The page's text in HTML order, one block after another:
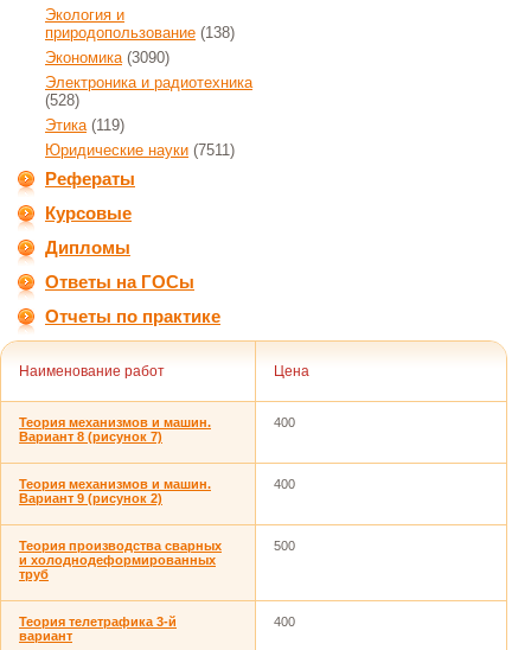
Экология и
природопользование (138)
Экономика(3090)
Электроника и радиотехника
(528)
Этика(119)
Юридические науки (7511)
Рефераты
Курсовые
Дипломы
Ответы на ГОСы
Отчеты по практике
Наименование работ Цена
Теория механизмов и машин.
Вариант 8 (рисунок 7)
400
Теория механизмов и машин.
Вариант 9 (рисунок 2)
400
Теория производства сварных
и холоднодеформированных
труб
500
Теория телетрафика 3-й
вариант
400